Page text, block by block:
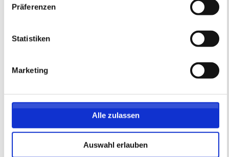
Präferenzen
Statistiken
Marketing
Alle zulassen
Auswahl erlauben
219,05 EUR
inkl. Ausstattung